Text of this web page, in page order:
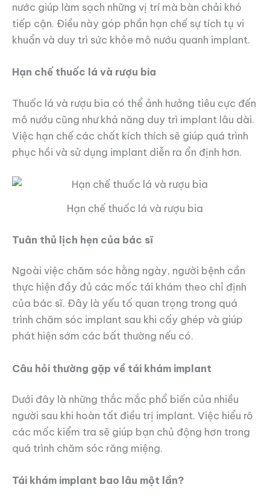
nước giúp làm sạch những vị trí mà bàn chải khó
tiếp cận. Điều này góp phần hạn chế sự tích tụ vi
khuẩn và duy trì sức khỏe mô nướu quanh implant.
Hạn chế thuốc lá và rượu bia
Thuốc lá và rượu bia có thể ảnh hưởng tiêu cực đến
mô nướu cũng như khả năng duy trì implant lâu dài.
Việc hạn chế các chất kích thích sẽ giúp quá trình
phục hồi và sử dụng implant diễn ra ổn định hơn.
Hạn chế thuốc lá và rượu bia
Tuân thủ lịch hẹn của bác sĩ
Ngoài việc chăm sóc hằng ngày, người bệnh cần
thực hiện đầy đủ các mốc tái khám theo chỉ định
của bác sĩ. Đây là yếu tố quan trọng trong quá
trình chăm sóc implant sau khi cấy ghép và giúp
phát hiện sớm các bất thường nếu có.
Câu hỏi thường gặp về tái khám implant
Dưới đây là những thắc mắc phổ biến của nhiều
người sau khi hoàn tất điều trị implant. Việc hiểu rõ
các mốc kiểm tra sẽ giúp bạn chủ động hơn trong
quá trình chăm sóc răng miệng.
Tái khám implant bao lâu một lần?